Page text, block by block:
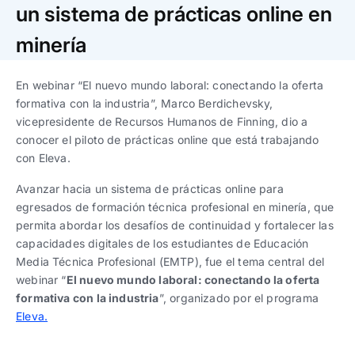
Trabaja con nosotros
Ver todo
Ver todas
Español |English
Ver todas
Español |English
progresivos de gestión
Ver todos
un sistema de prácticas online en
minería
En webinar “El nuevo mundo laboral: conectando la oferta
formativa con la industria”, Marco Berdichevsky,
vicepresidente de Recursos Humanos de Finning, dio a
conocer el piloto de prácticas online que está trabajando
con Eleva.
Avanzar hacia un sistema de prácticas online para
egresados de formación técnica profesional en minería, que
permita abordar los desafíos de continuidad y fortalecer las
capacidades digitales de los estudiantes de Educación
Media Técnica Profesional (EMTP), fue el tema central del
webinar “El nuevo mundo laboral: conectando la oferta
formativa con la industria”, organizado por el programa
Eleva.